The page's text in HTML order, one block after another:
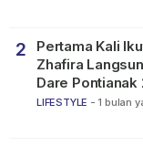
2
Pertama Kali
Zhafira
Dare Pontianak
LIFESTYLE - 1 bulan